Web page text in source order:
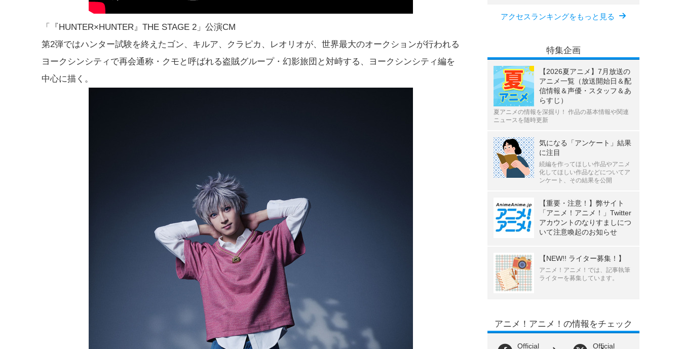
「『HUNTER×HUNTER』THE STAGE 2」公演CM
第2弾ではハンター試験を終えたゴン、キルア、クラピカ、レオリオが、世界最大のオークションが行われる
ヨークシンシティで再会通称・クモと呼ばれる盗賊グループ・幻影旅団と対峙する、ヨークシンシティ編を
中心に描く。
アクセスランキングをもっと見る
特集企画
【2026夏アニメ】7月放送の
アニメ一覧（放送開始日＆配
信情報＆声優・スタッフ＆あ
らすじ）
夏アニメの情報を深掘り！ 作品の基本情報や関連
ニュースを随時更新
気になる「アンケート」結果
に注目
続編を作ってほしい作品やアニメ
化してほしい作品などについてア
ンケート、その結果を公開
【重要・注意！】弊サイト
「アニメ！アニメ！」Twitter
アカウントのなりすましにつ
いて注意喚起のお知らせ
【NEW!! ライター募集！】
アニメ！アニメ！では、記事執筆
ライターを募集しています。
アニメ！アニメ！の情報をチェック
Official Official